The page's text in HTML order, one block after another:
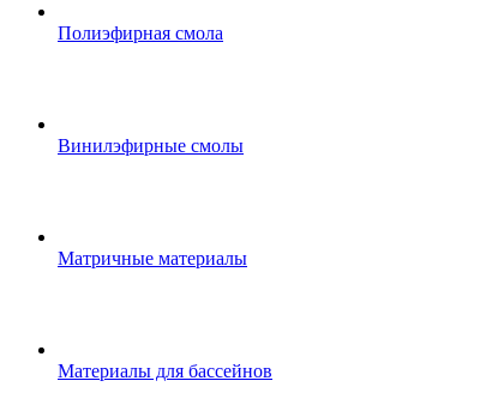
Полиэфирная смола
Винилэфирные смолы
Матричные материалы
Материалы для бассейнов